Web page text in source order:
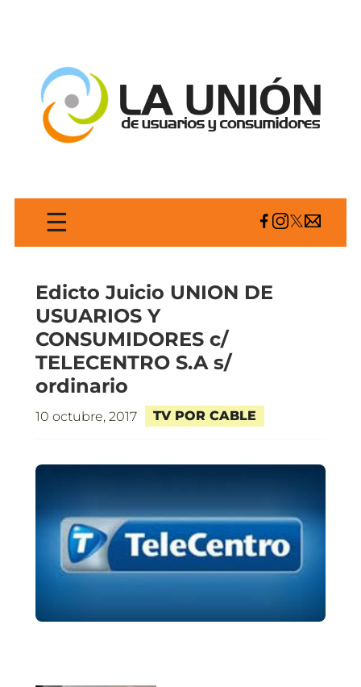
☰
Edicto Juicio UNION DE
USUARIOS Y
CONSUMIDORES c/
TELECENTRO S.A s/
ordinario
10 octubre, 2017 TV POR CABLE